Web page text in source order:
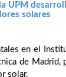
UPM
solares
en el
de Madrid,
solar.